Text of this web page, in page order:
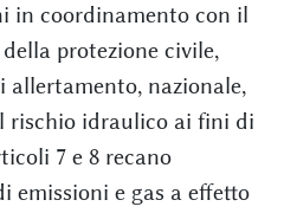
in coordinamento con il
protezione civile,
nazionale,
rischio idraulico ai fini di
7 e 8 recano
emissioni e gas a effetto